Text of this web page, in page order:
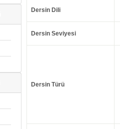
Dersin Dili
Dersin Seviyesi
Dersin Türü